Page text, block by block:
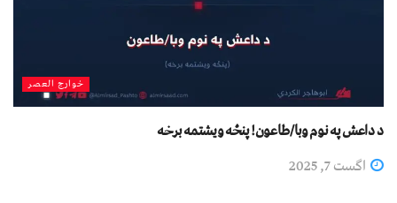
خوارج العصر
د داعش په نوم وبا/طاعون! پنځه ویشتمه برخه
اگست 7, 2025